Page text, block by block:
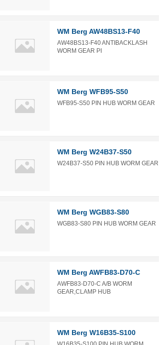
WM Berg AW48BS13-F40
AW48BS13-F40 ANTIBACKLASH
WORM GEAR PI
WM Berg WFB95-S50
WFB95-S50 PIN HUB WORM GEAR
WM Berg W24B37-S50
W24B37-S50 PIN HUB WORM GEAR
WM Berg WGB83-S80
WGB83-S80 PIN HUB WORM GEAR
WM Berg AWFB83-D70-C
AWFB83-D70-C A/B WORM
GEAR,CLAMP HUB
WM Berg W16B35-S100